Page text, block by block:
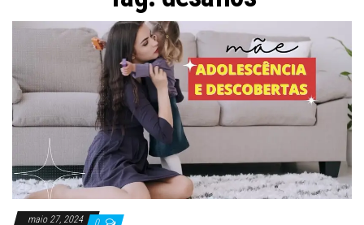
maio 27, 2024